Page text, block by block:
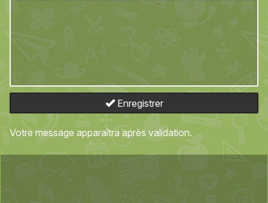
Enregistrer
Votre message apparaîtra après validation.